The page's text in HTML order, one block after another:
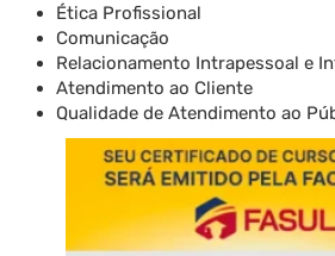
Ética Profissional
Comunicação
Relacionamento Intrapessoal e
Atendimento ao Cliente
Qualidade de Atendimento ao